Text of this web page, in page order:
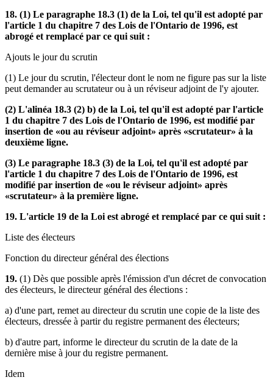
18. (1) Le paragraphe 18.3 (1) de la Loi, tel qu'il est adopté par
l'article 1 du chapitre 7 des Lois de l'Ontario de 1996, est
abrogé et remplacé par ce qui suit :
Ajouts le jour du scrutin
(1) Le jour du scrutin, l'électeur dont le nom ne figure pas sur la liste
peut demander au scrutateur ou à un réviseur adjoint de l'y ajouter.
(2) L'alinéa 18.3 (2) b) de la Loi, tel qu'il est adopté par l'article
1 du chapitre 7 des Lois de l'Ontario de 1996, est modifié par
insertion de «ou au réviseur adjoint» après «scrutateur» à la
deuxième ligne.
(3) Le paragraphe 18.3 (3) de la Loi, tel qu'il est adopté par
l'article 1 du chapitre 7 des Lois de l'Ontario de 1996, est
modifié par insertion de «ou le réviseur adjoint» après
«scrutateur» à la première ligne.
19. L'article 19 de la Loi est abrogé et remplacé par ce qui suit :
Liste des électeurs
Fonction du directeur général des élections
19. (1) Dès que possible après l'émission d'un décret de convocation
des électeurs, le directeur général des élections :
a) d'une part, remet au directeur du scrutin une copie de la liste des
électeurs, dressée à partir du registre permanent des électeurs;
b) d'autre part, informe le directeur du scrutin de la date de la
dernière mise à jour du registre permanent.
Idem